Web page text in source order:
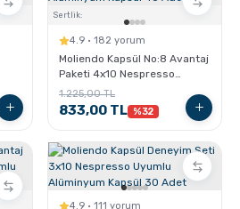
Sertlik:
4.9 · 182 yorum
Moliendo Kapsül No:8 Avantaj
Paketi 4x10 Nespresso
Uyumlu Alüminyum Kapsül 40
Adet
1.225,00 TL
833,00 TL %32
4.9 · 111 yorum